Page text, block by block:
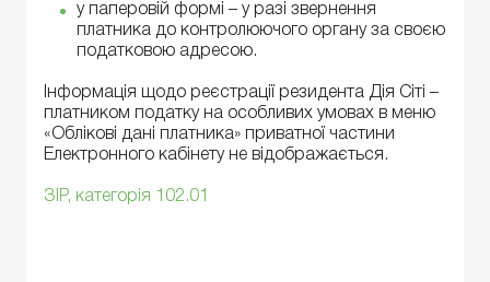
у паперовій формі – у разі звернення
платника до контролюючого органу за своєю
податковою адресою.
Інформація щодо реєстрації резидента Дія Сіті –
платником податку на особливих умовах в меню
«Облікові дані платника» приватної частини
Електронного кабінету не відображається.
ЗІР, категорія 102.01